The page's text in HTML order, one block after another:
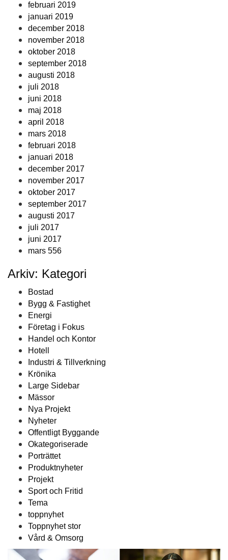
februari 2019
januari 2019
december 2018
november 2018
oktober 2018
september 2018
augusti 2018
juli 2018
juni 2018
maj 2018
april 2018
mars 2018
februari 2018
januari 2018
december 2017
november 2017
oktober 2017
september 2017
augusti 2017
juli 2017
juni 2017
mars 556
Arkiv: Kategori
Bostad
Bygg & Fastighet
Energi
Företag i Fokus
Handel och Kontor
Hotell
Industri & Tillverkning
Krönika
Large Sidebar
Mässor
Nya Projekt
Nyheter
Offentligt Byggande
Okategoriserade
Porträttet
Produktnyheter
Projekt
Sport och Fritid
Tema
toppnyhet
Toppnyhet stor
Vård & Omsorg